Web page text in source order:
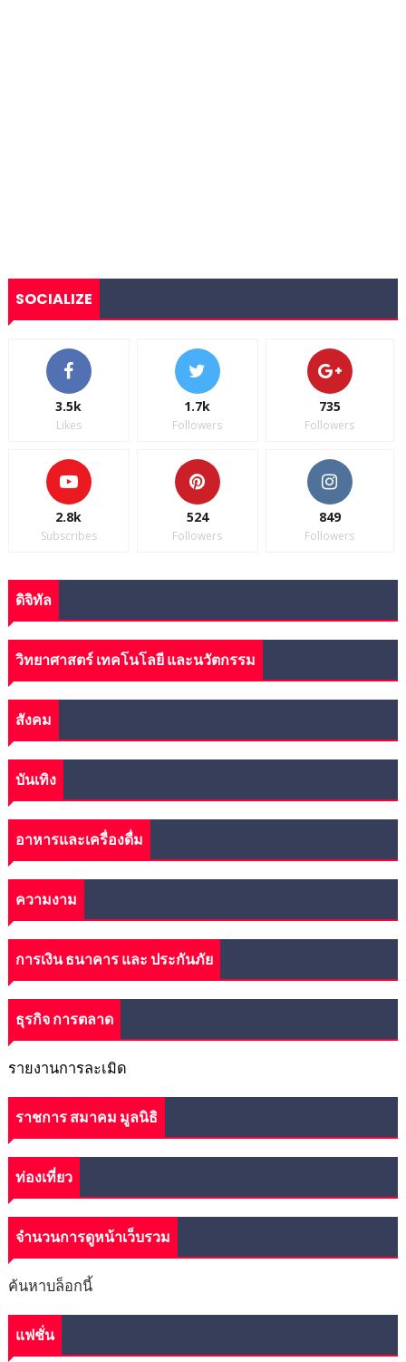
SOCIALIZE
3.5k
Likes
1.7k
Followers
735
Followers
2.8k
Subscribes
524
Followers
849
Followers
ดิจิทัล
วิทยาศาสตร์ เทคโนโลยี และนวัตกรรม
สังคม
บันเทิง
อาหารและเครื่องดื่ม
ความงาม
การเงิน ธนาคาร และ ประกันภัย
ธุรกิจ การตลาด
รายงานการละเมิด
ราชการ สมาคม มูลนิธิ
ท่องเที่ยว
จำนวนการดูหน้าเว็บรวม
ค้นหาบล็อกนี้
แฟชั่น